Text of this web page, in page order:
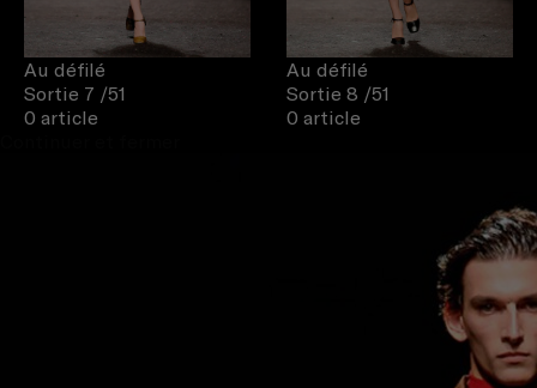
Au défilé
Sortie 7 /51
0 article
Au défilé
Sortie 8 /51
0 article